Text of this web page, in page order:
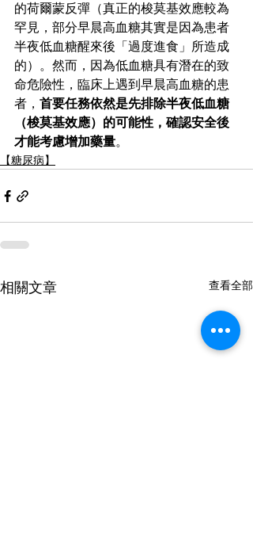
的荷爾蒙反彈（真正的梭莫基效應較為
罕見，部分早晨高血糖其實是因為患者
半夜低血糖醒來後「過度進食」所造成
的）。然而，因為低血糖具有潛在的致
命危險性，臨床上遇到早晨高血糖的患
者， 首要任務依然是先排除半夜低血糖
（梭莫基效應）的可能性，確認安全後
才能考慮增加藥量。
【糖尿病】
相關文章 查看全部